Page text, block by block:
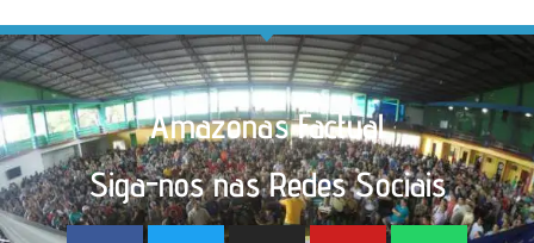
Amazonas Factual
Siga-nos nas Redes Sociais